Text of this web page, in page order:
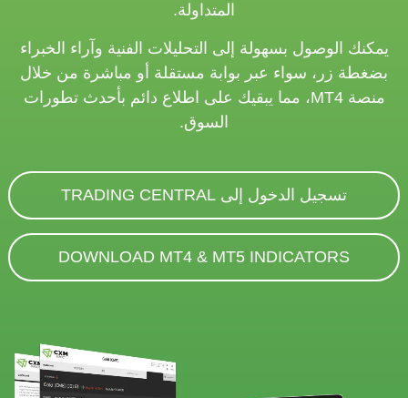
المتداولة.
يمكنك الوصول بسهولة إلى التحليلات الفنية وآراء الخبراء
بضغطة زر، سواء عبر بوابة مستقلة أو مباشرة من خلال
منصة MT4، مما يبقيك على اطلاع دائم بأحدث تطورات
السوق.
تسجيل الدخول إلى TRADING CENTRAL
DOWNLOAD MT4 & MT5 INDICATORS